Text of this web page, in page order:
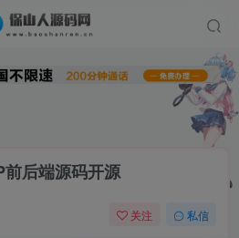
后端源码开源
关注 私信